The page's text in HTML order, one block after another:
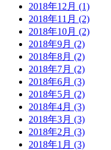
2018年12月 (1)
2018年11月 (2)
2018年10月 (2)
2018年9月 (2)
2018年8月 (2)
2018年7月 (2)
2018年6月 (3)
2018年5月 (2)
2018年4月 (3)
2018年3月 (3)
2018年2月 (3)
2018年1月 (3)